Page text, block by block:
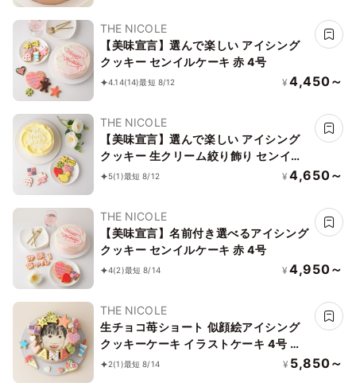
THE NICOLE
【美味宣言】選んで楽しい アイシング
クッキー センイルケーキ 赤 4号
4.14(14)最短 8/12 ¥ 4,450～
THE NICOLE
【美味宣言】選んで楽しい アイシング
クッキー 生クリーム絞り飾り センイル
ケーキ（黄） クリームカラーは5色から
5(1)最短 8/12 ¥ 4,650～
THE NICOLE
【美味宣言】名前付き選べるアイシング
クッキー センイルケーキ 赤 4号
4(2)最短 8/14 ¥ 4,950～
THE NICOLE
生チョコ苺ショート 似顔絵アイシング
クッキーケーキ イラストケーキ 4号 ギ
フトに最適
2(1)最短 8/14 ¥ 5,850～